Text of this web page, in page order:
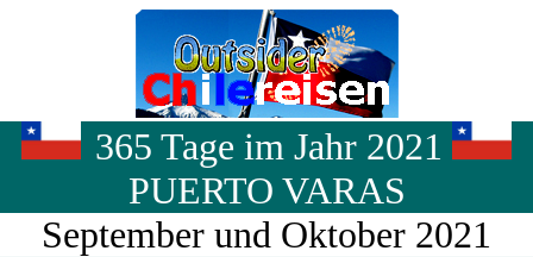
365 Tage im Jahr 2021
PUERTO VARAS
September und Oktober 2021